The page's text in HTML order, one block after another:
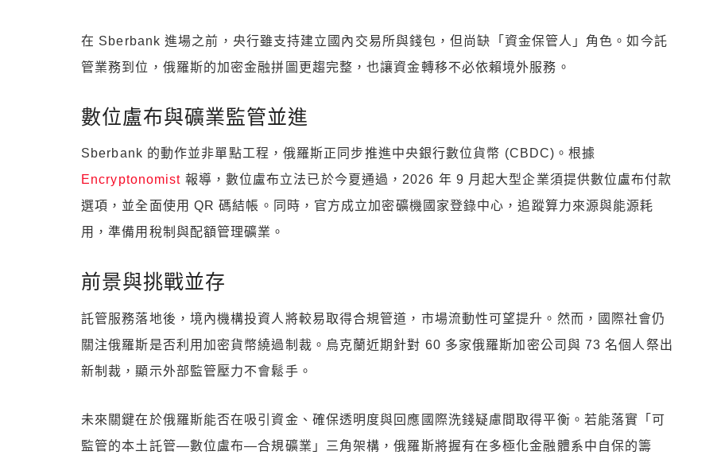
在 Sberbank 進場之前，央行雖支持建立國內交易所與錢包，但尚缺「資金保管人」角色。如今託
管業務到位，俄羅斯的加密金融拼圖更趨完整，也讓資金轉移不必依賴境外服務。
數位盧布與礦業監管並進
Sberbank 的動作並非單點工程，俄羅斯正同步推進中央銀行數位貨幣 (CBDC)。根據
Encryptonomist 報導，數位盧布立法已於今夏通過，2026 年 9 月起大型企業須提供數位盧布付款
選項，並全面使用 QR 碼結帳。同時，官方成立加密礦機國家登錄中心，追蹤算力來源與能源耗
用，準備用稅制與配額管理礦業。
前景與挑戰並存
託管服務落地後，境內機構投資人將較易取得合規管道，市場流動性可望提升。然而，國際社會仍
關注俄羅斯是否利用加密貨幣繞過制裁。烏克蘭近期針對 60 多家俄羅斯加密公司與 73 名個人祭出
新制裁，顯示外部監管壓力不會鬆手。
未來關鍵在於俄羅斯能否在吸引資金、確保透明度與回應國際洗錢疑慮間取得平衡。若能落實「可
監管的本土託管—數位盧布—合規礦業」三角架構，俄羅斯將握有在多極化金融體系中自保的籌